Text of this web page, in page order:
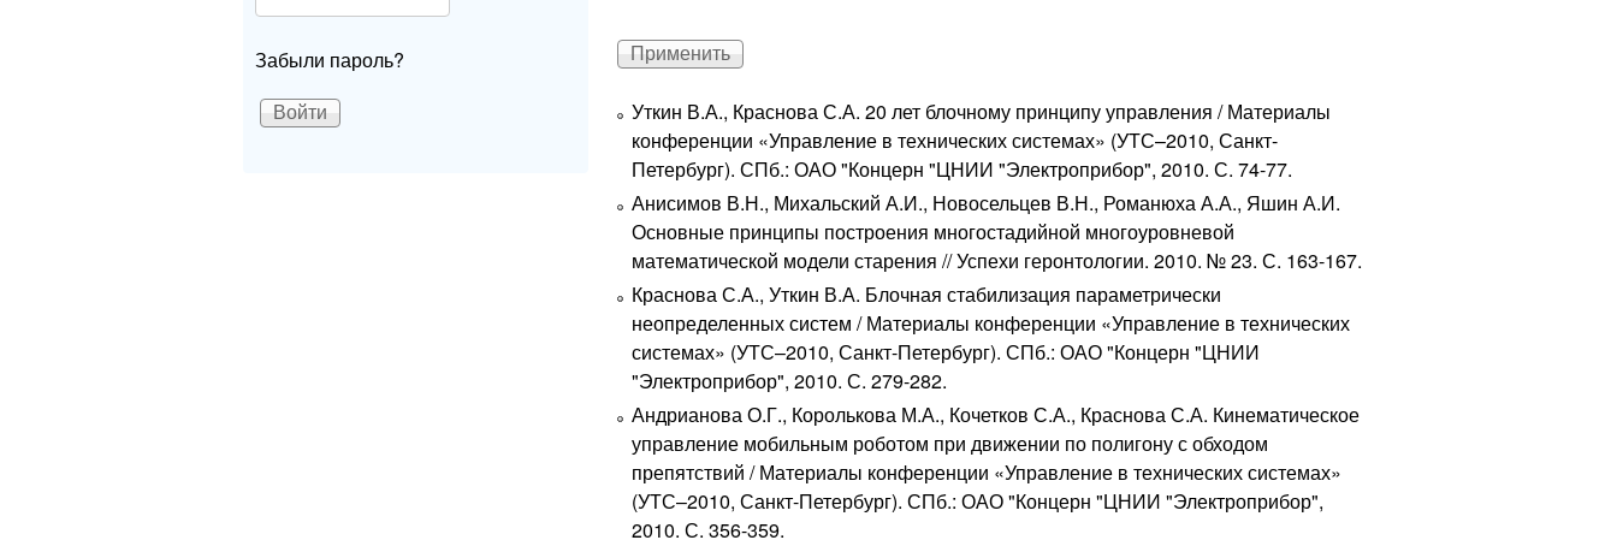
Уткин В.А., Краснова С.А. 20 лет блочному принципу управления / Материалы
конференции «Управление в технических системах» (УТС–2010, Санкт-
Петербург). СПб.: ОАО "Концерн "ЦНИИ "Электроприбор", 2010. С. 74-77.
Анисимов В.Н., Михальский А.И., Новосельцев В.Н., Романюха А.А., Яшин А.И.
Основные принципы построения многостадийной многоуровневой
математической модели старения // Успехи геронтологии. 2010. № 23. С. 163-167.
Краснова С.А., Уткин В.А. Блочная стабилизация параметрически
неопределенных систем / Материалы конференции «Управление в технических
системах» (УТС–2010, Санкт-Петербург). СПб.: ОАО "Концерн "ЦНИИ
"Электроприбор", 2010. С. 279-282.
Андрианова О.Г., Королькова М.А., Кочетков С.А., Краснова С.А. Кинематическое
управление мобильным роботом при движении по полигону с обходом
препятствий / Материалы конференции «Управление в технических системах»
(УТС–2010, Санкт-Петербург). СПб.: ОАО "Концерн "ЦНИИ "Электроприбор",
2010. С. 356-359.
Забыли пароль?